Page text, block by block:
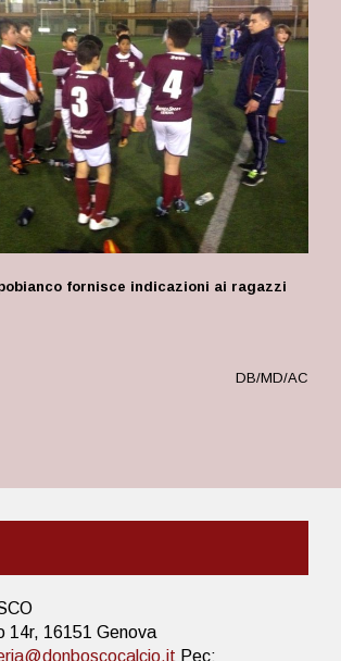
fornisce indicazioni ai ragazzi
DB/MD/AC
14r, 16151 Genova
Pec: